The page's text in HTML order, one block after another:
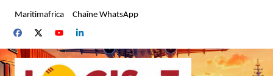
contenu
Maritimafrica Chaîne WhatsApp